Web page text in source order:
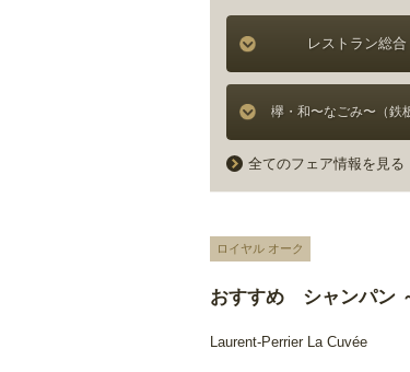
レストラン総合
欅・和〜なごみ〜（鉄
全てのフェア情報を見る
ロイヤル オーク
おすすめ シャンパン
Laurent-Perrier La Cuvée